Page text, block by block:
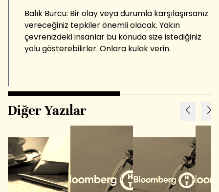
Balık Burcu: Bir olay veya durumla karşılaşırsanız
vereceğiniz tepkiler önemli olacak. Yakın
çevrenizdeki insanlar bu konuda size istediğiniz
yolu gösterebilirler. Onlara kulak verin.
Diğer Yazılar